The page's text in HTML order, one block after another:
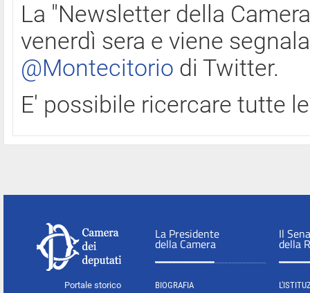
La "Newsletter della
venerdì sera e viene
@Montecitorio di Twitter.
E' possibile ricercare tutte
Portale storico
La Presidente
della Camera
BIOGRAFIA
Il
della